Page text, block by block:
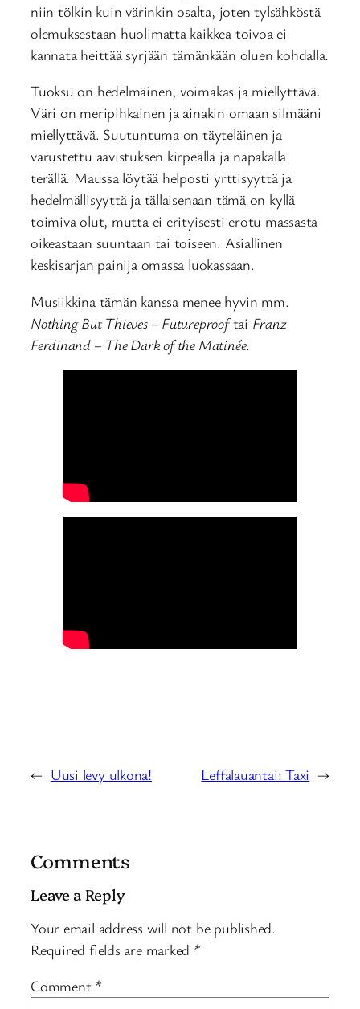
niin tölkin kuin värinkin osalta, joten tylsähköstä
olemuksestaan huolimatta kaikkea toivoa ei
kannata heittää syrjään tämänkään oluen kohdalla.
Tuoksu on hedelmäinen, voimakas ja miellyttävä.
Väri on meripihkainen ja ainakin omaan silmääni
miellyttävä. Suutuntuma on täyteläinen ja
varustettu aavistuksen kirpeällä ja napakalla
terällä. Maussa löytää helposti yrttisyyttä ja
hedelmällisyyttä ja tällaisenaan tämä on kyllä
toimiva olut, mutta ei erityisesti erotu massasta
oikeastaan suuntaan tai toiseen. Asiallinen
keskisarjan painija omassa luokassaan.
Musiikkina tämän kanssa menee hyvin mm.
Nothing But Thieves – Futureprooftai Franz
Ferdinand – The Dark of the Matinée.
← Uusi levy ulkona! Leffalauantai: Taxi →
Comments
Leave a Reply
Your email address will not be published.
Required fields are marked *
Comment *